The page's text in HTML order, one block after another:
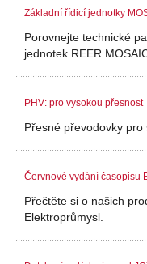
Základní řídicí jednotky
Porovnejte technické
jednotek REER
PHV: pro vysokou přesnost
Přesné převodovky pro
Červnové vydání časopisu
Přečtěte si o našich
Elektroprůmysl.